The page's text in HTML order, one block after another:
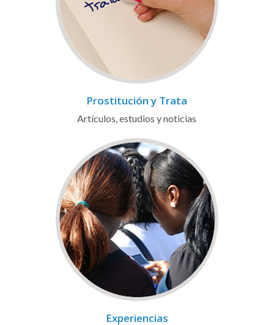
Prostitución y Trata
Artículos, estudios y noticias
Experiencias